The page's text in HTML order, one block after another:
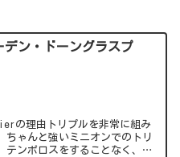
デン・ドーングラスプ
ちゃんと強いミニオンでのトリ
テンポロスをすることなく、優